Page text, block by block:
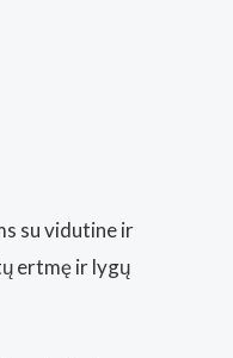
su vidutine ir
ertmę ir lygų